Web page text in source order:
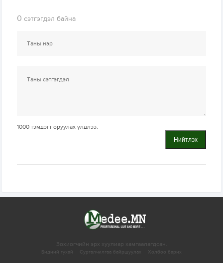
0 сэтгэгдэл байна
1000 тэмдэгт оруулах үлдлээ.
Нийтлэх
Зохиогчийн эрх хуулиар хамгаалагдсан.
Бидний тухай Сурталчилгаа байршуулах Холбоо барих